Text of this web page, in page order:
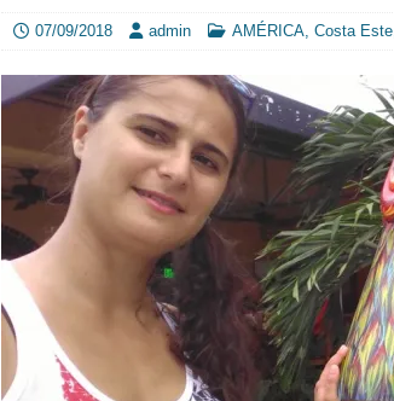
07/09/2018 admin AMÉRICA Costa Este